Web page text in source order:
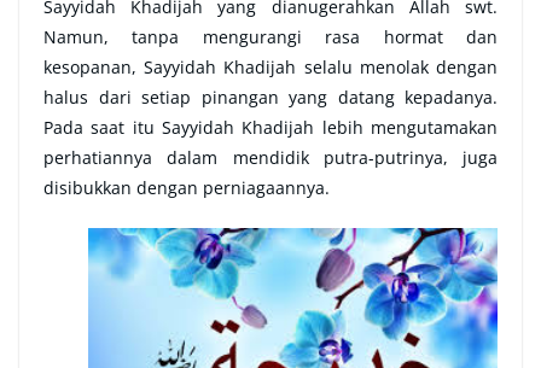
Sayyidah Khadijah yang dianugerahkan Allah swt.
Namun, tanpa mengurangi rasa hormat dan
kesopanan, Sayyidah Khadijah selalu menolak dengan
halus dari setiap pinangan yang datang kepadanya.
Pada saat itu Sayyidah Khadijah lebih mengutamakan
perhatiannya dalam mendidik putra-putrinya, juga
disibukkan dengan perniagaannya.